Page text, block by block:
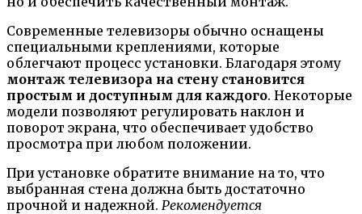
Современные телевизоры обычно оснащены
специальными креплениями, которые
облегчают процесс установки. Благодаря этому
монтаж телевизора на стену становится
простым и доступным для каждого. Некоторые
модели позволяют регулировать наклон и
поворот экрана, что обеспечивает удобство
просмотра при любом положении.
При установке обратите внимание на то, что
выбранная стена должна быть достаточно
прочной и надежной. Рекомендуется